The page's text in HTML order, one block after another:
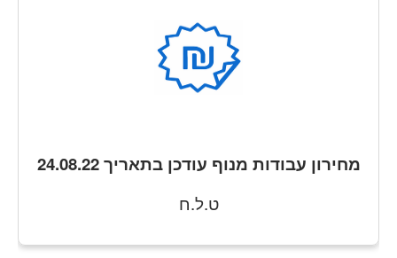
מחירון עבודות מנוף עודכן בתאריך 24.08.22
ט.ל.ח